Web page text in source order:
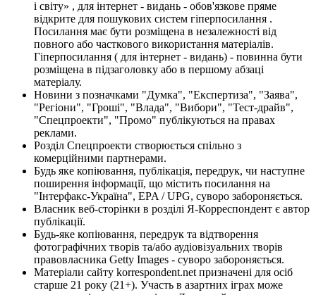
і світу» , для інтернет - видань - обов'язкове пряме
відкрите для пошукових систем гіперпосилання .
Посилання має бути розміщена в незалежності від
повного або часткового використання матеріалів.
Гіперпосилання ( для інтернет - видань) - повинна бути
розміщена в підзаголовку або в першому абзаці
матеріалу.
Новини з позначками "Думка", "Експертиза", "Заява",
"Регіони", "Гроші", "Влада", "Вибори", "Тест-драйв",
"Спецпроекти", "Промо" публікуються на правах
реклами.
Розділ Спецпроекти створюється спільно з
комерційними партнерами.
Будь яке копіювання, публікація, передрук, чи наступне
поширення інформації, що містить посилання на
"Інтерфакс-Україна", EPA / UPG, суворо забороняється.
Власник веб-сторінки в розділі Я-Корреспондент є автор
публікації.
Будь-яке копіювання, передрук та відтворення
фотографічних творів та/або аудіовізуальних творів
правовласника Getty Images - суворо забороняється.
Матеріали сайту korrespondent.net призначені для осіб
старше 21 року (21+). Участь в азартних іграх може